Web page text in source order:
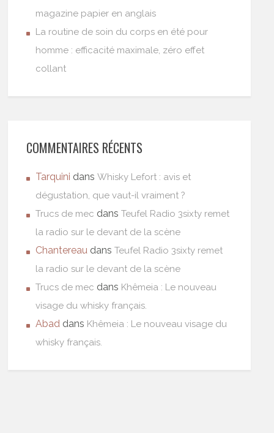
magazine papier en anglais
La routine de soin du corps en été pour
homme : efficacité maximale, zéro effet
collant
COMMENTAIRES RÉCENTS
Tarquini dansWhisky Lefort : avis et
dégustation, que vaut-il vraiment ?
Trucs de mec dansTeufel Radio 3sixty remet
la radio sur le devant de la scène
Chantereau dansTeufel Radio 3sixty remet
la radio sur le devant de la scène
Trucs de mec dans Khêmeia : Le nouveau
visage du whisky français.
Abad dans Khêmeia : Le nouveau visage du
whisky français.